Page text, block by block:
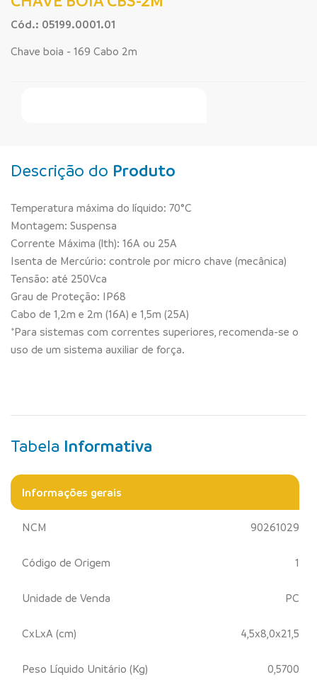
Cód.: 05199.0001.01
Chave boia - 169 Cabo 2m
Descrição do Produto
Temperatura máxima do líquido: 70°C
Montagem: Suspensa
Corrente Máxima (lth): 16A ou 25A
Isenta de Mercúrio: controle por micro chave (mecânica)
Tensão: até 250Vca
Grau de Proteção: IP68
Cabo de 1,2m e 2m (16A) e 1,5m (25A)
*Para sistemas com correntes superiores, recomenda-se o
uso de um sistema auxiliar de força.
Tabela Informativa
Informações gerais
NCM 90261029
Código de Origem 1
Unidade de Venda PC
CxLxA (cm) 4,5x8,0x21,5
Peso Líquido Unitário (Kg) 0,5700